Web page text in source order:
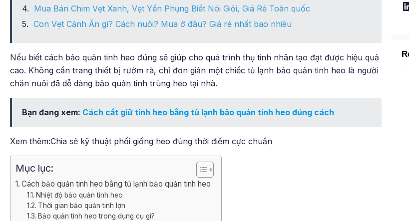
Mua Bán Chim Vẹt Xanh, Vẹt Yến Phụng Biết Nói Giỏi, Giá Rẻ Toàn quốc
Con Vẹt Cảnh Ăn gì? Cách nuôi? Mua ở đâu? Giá rẻ nhất bao nhiêu
Nếu biết cách bảo quản tinh heo đúng sẽ giúp cho quá trình thụ tinh nhân tạo đạt được hiệu quả
cao. Không cần trang thiết bị rườm rà, chỉ đơn giản một chiếc tủ lạnh bảo quản tinh heo là người
chăn nuôi đã dễ dàng bảo quản tinh trùng heo tại nhà.
Bạn đang xem: Cách cất giữ tinh heo bằng tủ lạnh bảo quản tinh heo đúng cách
Xem thêm:Chia sẻ kỹ thuật phối giống heo đúng thời điểm cực chuẩn
Mục lục:
Cách bảo quản tinh heo bằng tủ lạnh bảo quản tinh heo
Nhiệt độ bảo quản tinh heo
Thời gian bảo quản tinh lợn
Bảo quản tinh heo trong dụng cụ gì?